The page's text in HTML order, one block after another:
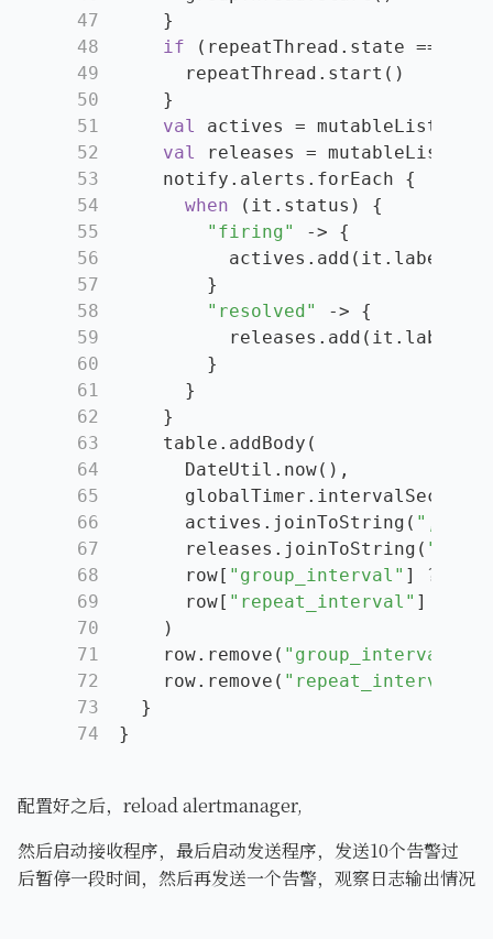
47
48
49
50
51
52
53
54
55
56
57
58
59
60
61
62
63
64
65
66
67
68
69
70
71
72
73
74
    }
if (repeatThread.state ==
      repeatThread.start()
    }
val
actives =
val
releases =
    notify.alerts.forEach {
when (it.status) {
"firing"
-> {
          actives.add(it.labels[
        }
"resolved"
-> {
          releases.add(it.labels[
        }
      }
    }
    table.addBody(
      DateUtil.now(),
      actives.joinToString(
","
      releases.joinToString(
","
      row[
"group_interval" ] ?:
      row[
"repeat_interval" ] ?:
    )
    row.remove(
"group_interval"
    row.remove(
"repeat_interval"
  }
}
配置好之后，reload alertmanager,
然后启动接收程序，最后启动发送程序，发送10个告警过
后暂停一段时间，然后再发送一个告警，观察日志输出情况